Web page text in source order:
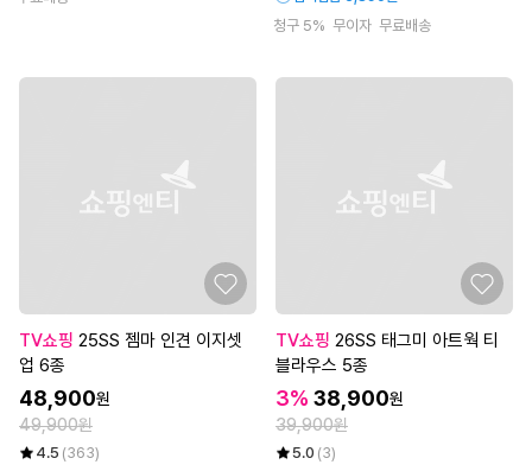
청구 5% 무이자 무료배송
TV쇼핑
업 6종
48,900원
49,900원
4.5 (363)
TV쇼핑
블라우스 5종
3% 38,900원
39,900원
5.0 (3)